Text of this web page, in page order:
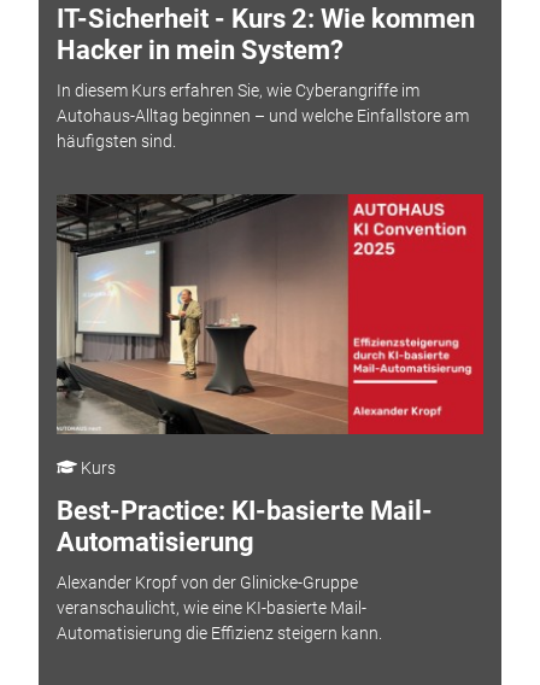
IT-Sicherheit - Kurs 2: Wie kommen
Hacker in mein System?
In diesem Kurs erfahren Sie, wie Cyberangriffe im
Autohaus-Alltag beginnen – und welche Einfallstore am
häufigsten sind.
Kurs
Best-Practice: KI-basierte Mail-
Automatisierung
Alexander Kropf von der Glinicke-Gruppe
veranschaulicht, wie eine KI-basierte Mail-
Automatisierung die Effizienz steigern kann.